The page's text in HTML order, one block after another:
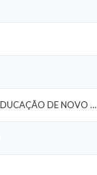
ERRATA 001/2019 PROCESSO SELETIVO SIMPLIFICADO Nº 001/2019 DA SECRETARIA MUNICIPAL DE EDUCAÇÃO DE NOVO REPARTIMENTO/PA